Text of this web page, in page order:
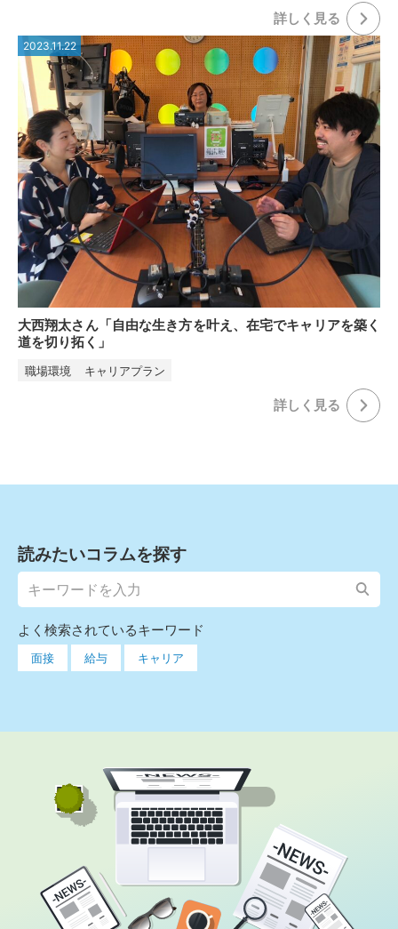
詳しく⾒る
2023.11.22
大西翔太さん「自由な生き方を叶え、在宅でキャリアを築く
道を切り拓く」
職場環境 キャリアプラン
詳しく⾒る
読みたいコラムを探す
よく検索されているキーワード
面接 給与 キャリア